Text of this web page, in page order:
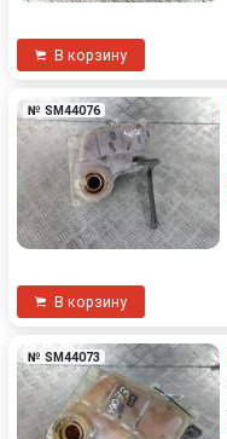
В корзину
№ SM44076
В корзину
№ SM44073